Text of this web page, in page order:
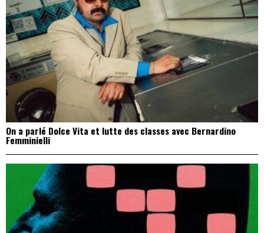
On a parlé Dolce Vita et lutte des classes avec Bernardino
Femminielli